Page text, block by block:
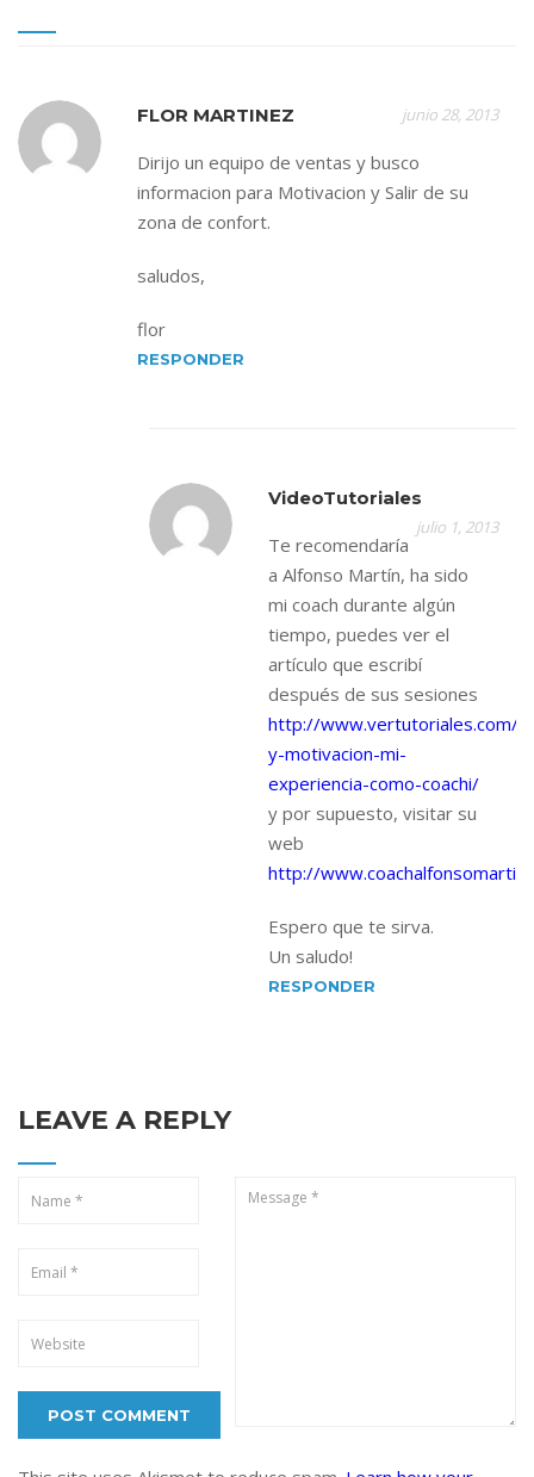
FLOR MARTINEZ junio 28, 2013
Dirijo un equipo de ventas y busco
informacion para Motivacion y Salir de su
zona de confort.
saludos,
flor
RESPONDER
VideoTutoriales
julio 1, 2013
Te recomendaría
a Alfonso Martín, ha sido
mi coach durante algún
tiempo, puedes ver el
artículo que escribí
después de sus sesiones
http://www.vertutoriales.com/
y-motivacion-mi-
experiencia-como-coachi/
y por supuesto, visitar su
web
http://
Espero que te sirva.
Un saludo!
RESPONDER
LEAVE A REPLY